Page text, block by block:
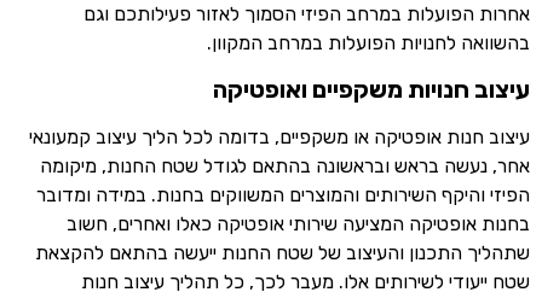
אחרות הפועלות במרחב הפיזי הסמוך לאזור פעילותכם וגם
בהשוואה לחנויות הפועלות במרחב המקוון.
עיצוב חנויות משקפיים ואופטיקה
עיצוב חנות אופטיקה או משקפיים, בדומה לכל הליך עיצוב קמעונאי
אחר, נעשה בראש ובראשונה בהתאם לגודל שטח החנות, מיקומה
הפיזי והיקף השירותים והמוצרים המשווקים בחנות. במידה ומדובר
בחנות אופטיקה המציעה שירותי אופטיקה כאלו ואחרים, חשוב
שתהליך התכנון והעיצוב של שטח החנות ייעשה בהתאם להקצאת
שטח ייעודי לשירותים אלו. מעבר לכך, כל תהליך עיצוב חנות